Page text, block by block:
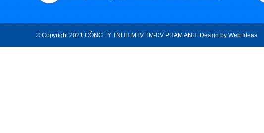
© Copyright 2021 CÔNG TY TNHH MTV TM-DV PHẠM ANH. Design by Web Ideas